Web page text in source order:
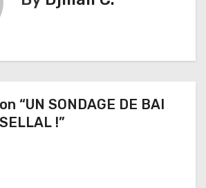
“UN SONDAGE DE BAI
!”